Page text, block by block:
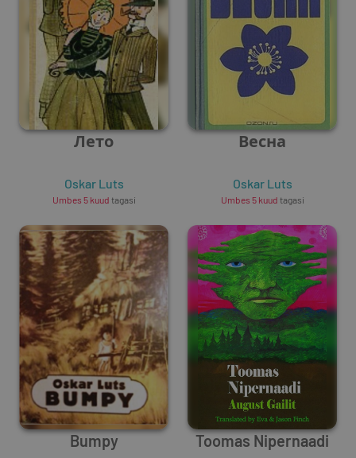
Лето
Oskar Luts
Umbes 5 kuud tagasi
Весна
Oskar Luts
Umbes 5 kuud tagasi
Bumpy Toomas Nipernaadi